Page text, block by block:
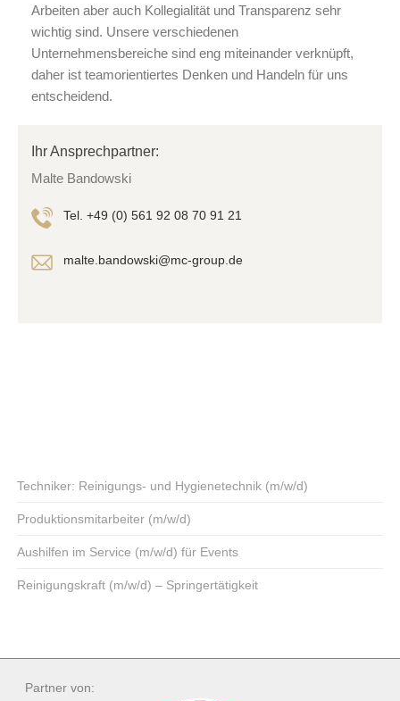
Arbeiten aber auch Kollegialität und Transparenz sehr
wichtig sind. Unsere verschiedenen
Unternehmensbereiche sind eng miteinander verknüpft,
daher ist teamorientiertes Denken und Handeln für uns
entscheidend.
Ihr Ansprechpartner:
Malte Bandowski
Tel. +49 (0) 561 92 08 70 91 21
malte.bandowski@mc-group.de
Techniker: Reinigungs- und Hygienetechnik (m/w/d)
Produktionsmitarbeiter (m/w/d)
Aushilfen im Service (m/w/d) für Events
Reinigungskraft (m/w/d) – Springertätigkeit
Partner von: